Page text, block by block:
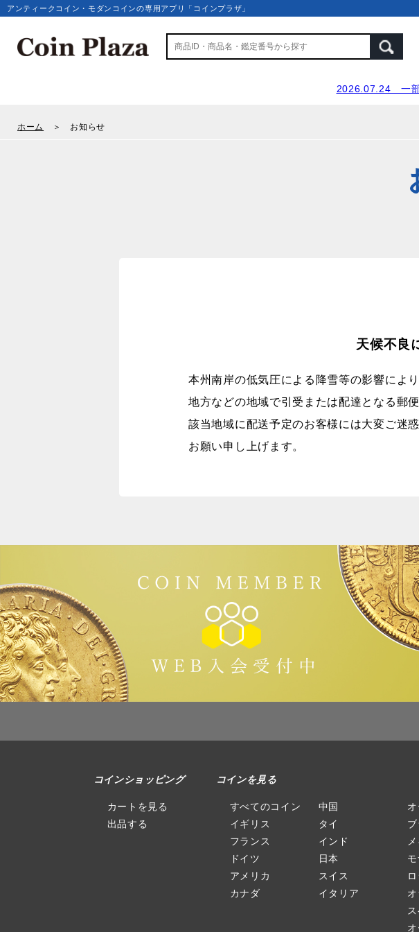
アンティークコイン・モダンコインの専用アプリ「コインプラザ」
2026.07.24 一部
ホーム ＞ お知らせ
天候不良
本州南岸の低気圧による降雪等の影響によ
地方などの地域で引受または配達となる郵
該当地域に配送予定のお客様には大変ご迷
お願い申し上げます。
コインショッピング
カートを見る
出品する
コインを見る
すべてのコイン
イギリス
フランス
ドイツ
アメリカ
カナダ
中国
タイ
インド
日本
スイス
イタリア
モ